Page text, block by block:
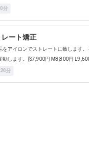
分
レート矯正
をアイロンでストレートに致します。
動します。(S7,900円 M8,800円
分